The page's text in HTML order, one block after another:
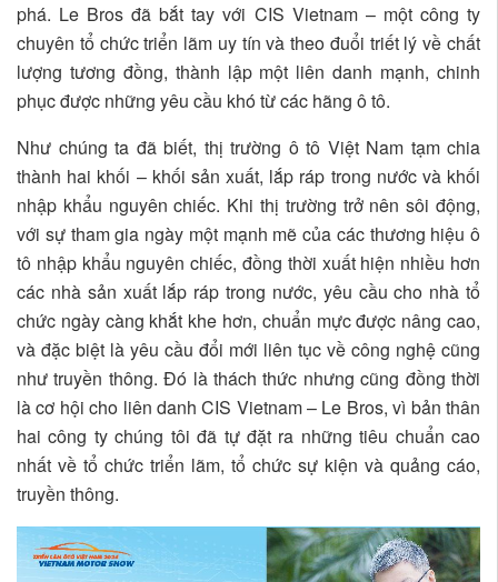
phá. Le Bros đã bắt tay với CIS Vietnam – một công ty
chuyên tổ chức triển lãm uy tín và theo đuổi triết lý về chất
lượng tương đồng, thành lập một liên danh mạnh, chinh
phục được những yêu cầu khó từ các hãng ô tô.
Như chúng ta đã biết, thị trường ô tô Việt Nam tạm chia
thành hai khối – khối sản xuất, lắp ráp trong nước và khối
nhập khẩu nguyên chiếc. Khi thị trường trở nên sôi động,
với sự tham gia ngày một mạnh mẽ của các thương hiệu ô
tô nhập khẩu nguyên chiếc, đồng thời xuất hiện nhiều hơn
các nhà sản xuất lắp ráp trong nước, yêu cầu cho nhà tổ
chức ngày càng khắt khe hơn, chuẩn mực được nâng cao,
và đặc biệt là yêu cầu đổi mới liên tục về công nghệ cũng
như truyền thông. Đó là thách thức nhưng cũng đồng thời
là cơ hội cho liên danh CIS Vietnam – Le Bros, vì bản thân
hai công ty chúng tôi đã tự đặt ra những tiêu chuẩn cao
nhất về tổ chức triển lãm, tổ chức sự kiện và quảng cáo,
truyền thông.